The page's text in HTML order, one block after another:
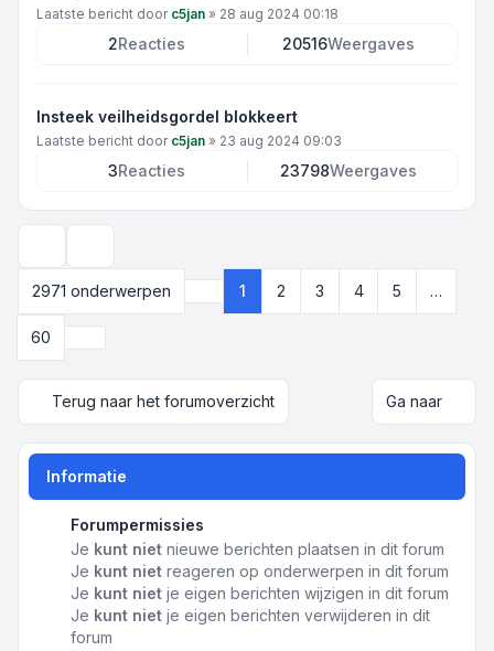
Laatste bericht door c5jan » 28 aug 2024 00:18
2Reacties 20516Weergaves
Insteek veilheidsgordel blokkeert
Laatste bericht door c5jan » 23 aug 2024 09:03
3Reacties 23798Weergaves
2971 onderwerpen
Pagina van
1 2 3 4 5 …
60
Terug naar het forumoverzicht Ga naar
Informatie
Forumpermissies
Je kunt nietnieuwe berichten plaatsen in dit forum
Je kunt nietreageren op onderwerpen in dit forum
Je kunt nietje eigen berichten wijzigen in dit forum
Je kunt nietje eigen berichten verwijderen in dit
forum